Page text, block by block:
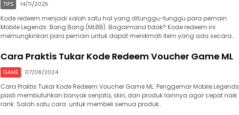
TIPS 14/11/2025
Kode redeem menjadi salah satu hal yang ditunggu-tunggu para pemain
Mobile Legends: Bang Bang (MLBB). Bagaimana tidak? Kode redeem ini
memungkinkan para pemain untuk dapat menikmati item yang ada secara…
Cara Praktis Tukar Kode Redeem Voucher Game ML
GAME 07/08/2024
Cara Praktis Tukar Kode Redeem Voucher Game ML. Penggemar Mobile Legends
pasti membutuhkan banyak senjata, skin, dan produk lainnya agar cepat naik
rank. Salah satu cara untuk membeli semua produk…